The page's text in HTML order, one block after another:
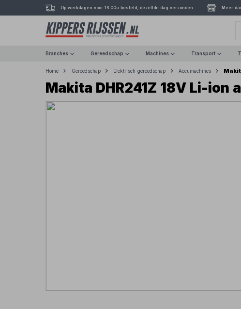
Op werkdagen voor 16.00u besteld, dezelfde dag verzonden Meer
Branches Gereedschap Machines Transport
Home Gereedschap Elektrisch gereedschap Accumachines
Makita DHR241Z 18V Li-ion